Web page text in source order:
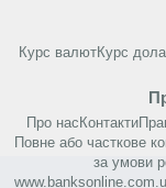
Курс валютКурс
Про нас Контакти
Повне або часткове
за умови